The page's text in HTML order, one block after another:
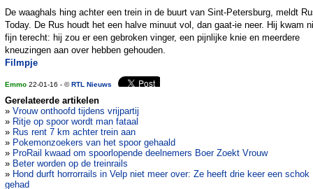
De waaghals hing achter een trein in de buurt van Sint-Petersburg, meldt
Today. De Rus houdt het een halve minuut vol, dan gaat-ie neer. Hij kwam
fijn terecht: hij zou er een gebroken vinger, een pijnlijke knie en meerdere
kneuzingen aan over hebben gehouden.
Filmpje
Emmo 22-01-16 - ©RTL Nieuws
Gerelateerde artikelen
» Vrouw onthoofd tijdens vrijpartij
» Ritje op spoor wordt man fataal
» Rus rent 7 km achter trein aan
» Pokemonzoekers van het spoor gehaald
» ProRail kwaad om spoorlopende deelnemers Boer Zoekt Vrouw
» Beter worden op de treinrails
» Hond durft horrorrails in Velp niet meer over: Ze heeft drie keer een schok
gehad